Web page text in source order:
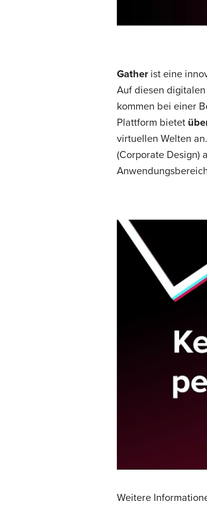
Gather ist eine
Auf diesen
kommen bei einer
Plattform bietet
virtuellen Welten
(Corporate Design)
Weitere